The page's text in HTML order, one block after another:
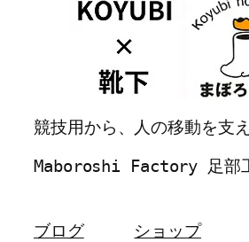
競技用から、人の移動を支
Maboroshi Factory 足部
ブログ
ショップ